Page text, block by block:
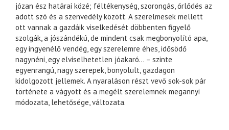
józan ész határai közé; féltékenység, szorongás, őrlődés az
adott szó és a szenvedély között. A szerelmesek mellett
ott vannak a gazdáik viselkedését döbbenten figyelő
szolgák, a jószándékú, de mindent csak megbonyolító apa,
egy ingyenélő vendég, egy szerelemre éhes, idősödő
nagynéni, egy elviselhetetlen jóakaró… – szinte
egyenrangú, nagy szerepek, bonyolult, gazdagon
kidolgozott jellemek. A nyaraláson részt vevő sok-sok pár
története a vágyott és a megélt szerelemnek megannyi
módozata, lehetősége, változata.